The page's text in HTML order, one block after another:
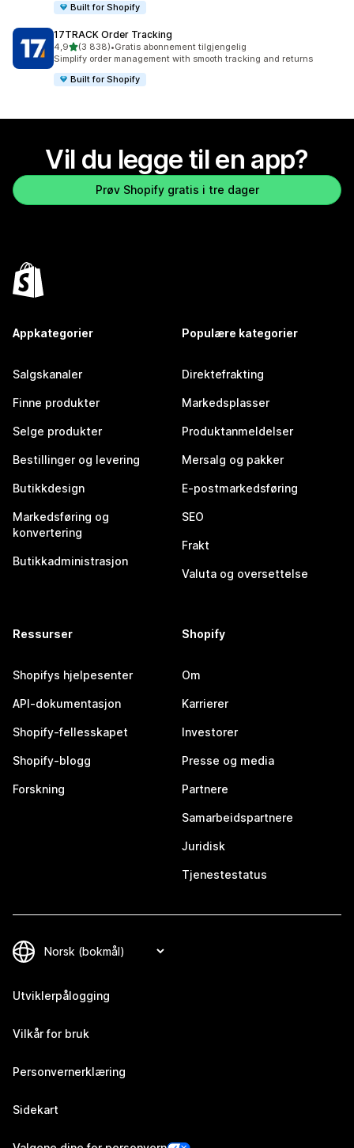
Built for Shopify
17TRACK Order Tracking
4,9av 5 stjerner
(3 838)
Totalt 3838 omtaler
•Gratis abonnement tilgjengelig
Simplify order management with smooth tracking and returns
Built for Shopify
Vil du legge til en app?
Prøv Shopify gratis i tre dager
Appkategorier
Salgskanaler
Finne produkter
Selge produkter
Bestillinger og levering
Butikkdesign
Markedsføring og
konvertering
Butikkadministrasjon
Populære kategorier
Direktefrakting
Markedsplasser
Produktanmeldelser
Mersalg og pakker
E-postmarkedsføring
SEO
Frakt
Valuta og oversettelse
Ressurser
Shopifys hjelpesenter
API-dokumentasjon
Shopify-fellesskapet
Shopify-blogg
Forskning
Shopify
Om
Karrierer
Investorer
Presse og media
Partnere
Samarbeidspartnere
Juridisk
Tjenestestatus
Utviklerpålogging
Vilkår for bruk
Personvernerklæring
Sidekart